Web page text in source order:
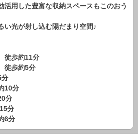
用した豊富な収納スペースもこのおう
光が射し込む陽だまり空間♪
徒歩約11分
徒歩約5分
10分
分
分
6分